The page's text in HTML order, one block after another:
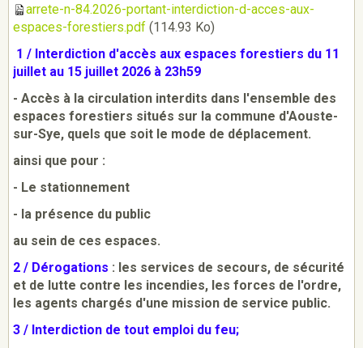
arrete-n-84.2026-portant-interdiction-d-acces-aux-
espaces-forestiers.pdf (114.93 Ko)
1 / Interdiction d'accès aux espaces forestiers du 11
juillet au 15 juillet 2026 à 23h59
- Accès à la circulation interdits dans l'ensemble des
espaces forestiers situés sur la commune d'Aouste-
sur-Sye, quels que soit le mode de déplacement.
ainsi que pour :
- Le stationnement
- la présence du public
au sein de ces espaces.
2 / Dérogations : les services de secours, de sécurité
et de lutte contre les incendies, les forces de l'ordre,
les agents chargés d'une mission de service public.
3 / Interdiction de tout emploi du feu;